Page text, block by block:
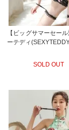
【ビッグサマーセー
ーテディ
SOLD OUT